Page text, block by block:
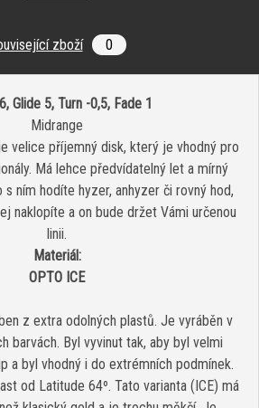
zboží 0
Glide 5, Turn -0,5, Fade 1
Midrange
velice příjemný disk, který je vhodný pro
Má lehce předvídatelný let a mírný
s ním hodíte hyzer, anhyzer či rovný hod,
naklopíte a on bude držet Vámi určenou
linii.
Materiál:
OPTO ICE
z extra odolných plastů. Je vyráběn v
barvách. Byl vyvinut tak, aby byl velmi
a byl vhodný i do extrémních podmínek.
od Latitude 64º. Tato varianta (ICE) má